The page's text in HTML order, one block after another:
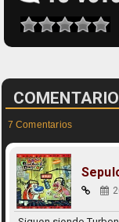
7 Comentarios